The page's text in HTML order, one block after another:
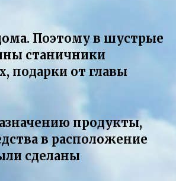
Поэтому в шустрые
станичники
подарки от главы
продукты,
в расположение
сделаны